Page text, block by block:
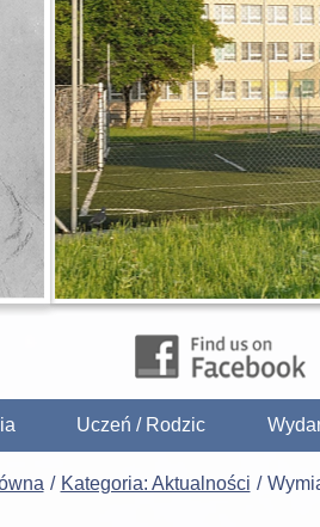
Uczeń / Rodzic
Kategoria: Aktualności